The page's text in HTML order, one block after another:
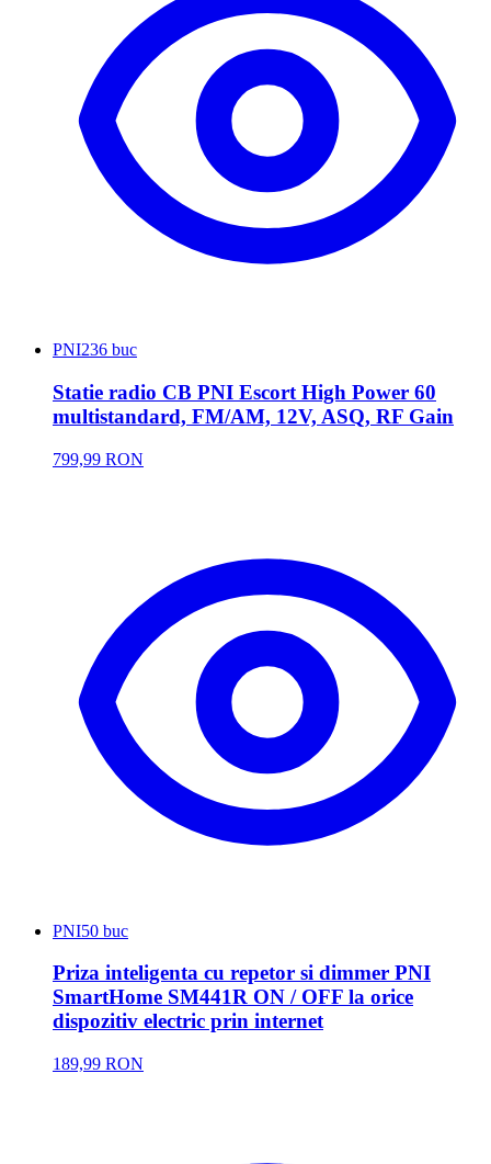
PNI236 buc
Statie radio CB PNI Escort High Power 60
multistandard, FM/AM, 12V, ASQ, RF Gain
799,99 RON
PNI50 buc
Priza inteligenta cu repetor si dimmer PNI
SmartHome SM441R ON / OFF la orice
dispozitiv electric prin internet
189,99 RON